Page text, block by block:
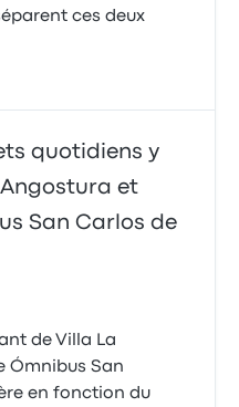
ces deux
quotidiens y
et
San Carlos de
de Villa La
Ómnibus San
en fonction du